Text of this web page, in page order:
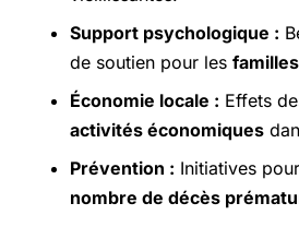
Support psychologique :
de soutien pour les
Économie locale : Effets
activités économiques
Prévention : Initiatives
nombre de décès